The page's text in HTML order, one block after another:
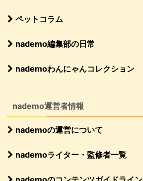
ペットコラム
nademo編集部の日常
nademoわんにゃんコレクション
nademo運営者情報
nademoの運営について
nademoライター・監修者一覧